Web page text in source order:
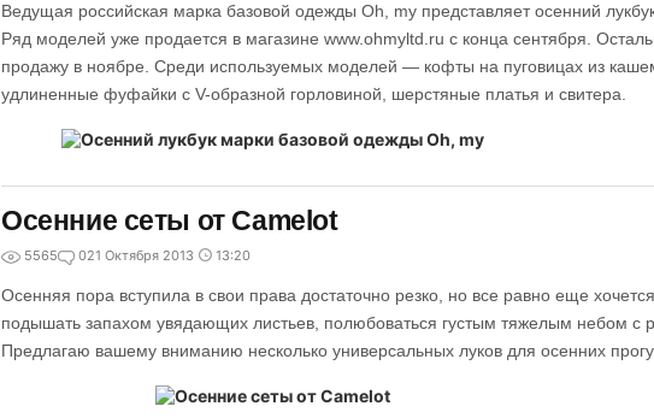
Ведущая российская марка базовой одежды Oh, my представляет осенний
Ряд моделей уже продается в магазине www.ohmyltd.ru с конца сентября.
продажу в ноябре. Среди используемых моделей — кофты на пуговицах из
удлиненные фуфайки с V-образной горловиной, шерстяные платья и свитера.
Осенние сеты от Camelot
5565 021 Октября 2013 13:20
Осенняя пора вступила в свои права достаточно резко, но все равно еще
подышать запахом увядающих листьев, полюбоваться густым тяжелым небом с
Предлагаю вашему вниманию несколько универсальных луков для осенних